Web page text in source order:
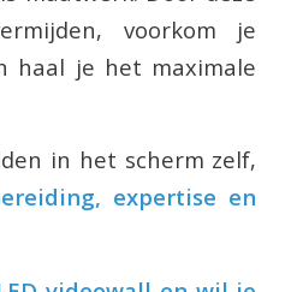
voorkom je
haal je het maximale
in het scherm zelf,
expertise en